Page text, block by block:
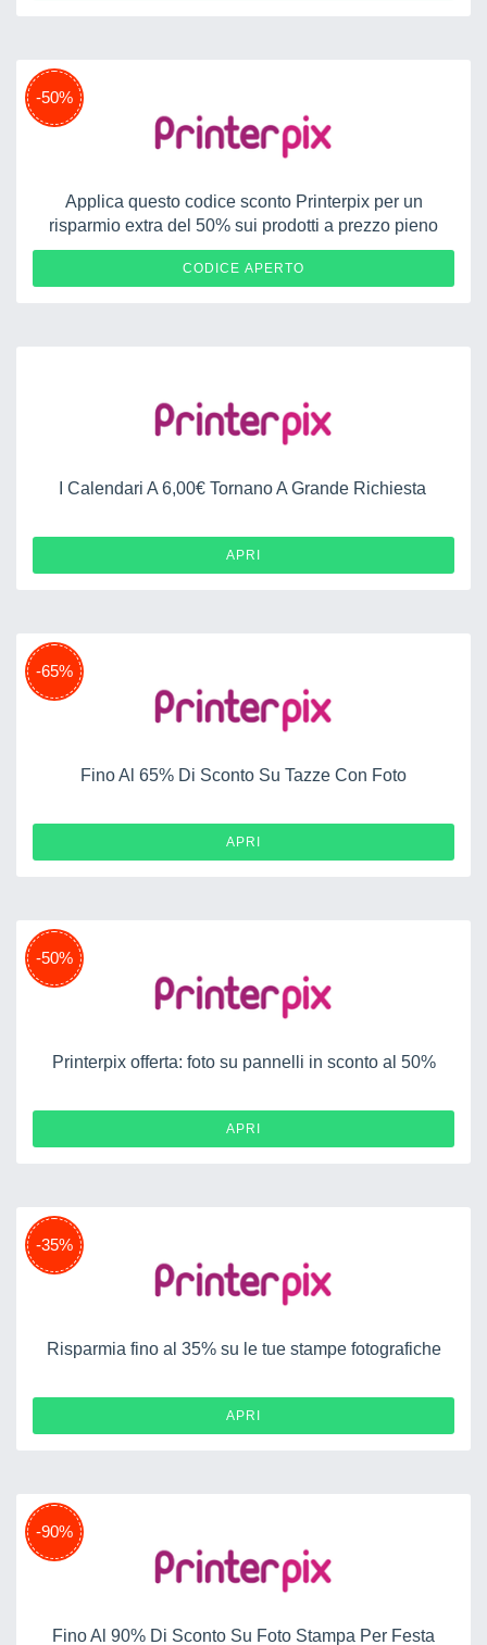
-50%
Applica questo codice sconto Printerpix per un
risparmio extra del 50% sui prodotti a prezzo pieno
CODICE APERTO
I Calendari A 6,00€ Tornano A Grande Richiesta
APRI
-65%
Fino Al 65% Di Sconto Su Tazze Con Foto
APRI
-50%
Printerpix offerta: foto su pannelli in sconto al 50%
APRI
-35%
Risparmia fino al 35% su le tue stampe fotografiche
APRI
-90%
Fino Al 90% Di Sconto Su Foto Stampa Per Festa